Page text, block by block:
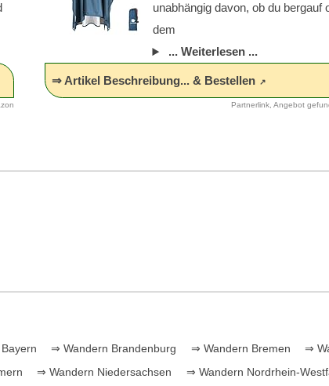
unabhängig davon, ob du bergauf
dem
... Weiterlesen ...
⇒ Artikel Beschreibung... & Bestellen
Partnerlink, Angebot
⇒ Wandern Brandenburg ⇒ Wandern Bremen
⇒
⇒ Wandern Niedersachsen ⇒ Wandern Nordrhein-